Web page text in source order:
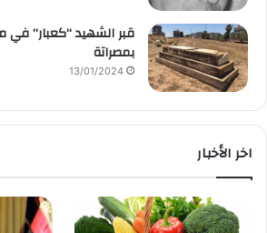
قبر الشهيد “كعبار” في
بمصراتة
13/01/2024
اخر الأخبار